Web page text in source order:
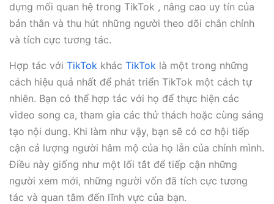
dựng mối quan hệ trong TikTok , nâng cao uy tín của
bản thân và thu hút những người theo dõi chân chính
và tích cực tương tác.
Hợp tác với TikTok khác TikTok là một trong những
cách hiệu quả nhất để phát triển TikTok một cách tự
nhiên. Bạn có thể hợp tác với họ để thực hiện các
video song ca, tham gia các thử thách hoặc cùng sáng
tạo nội dung. Khi làm như vậy, bạn sẽ có cơ hội tiếp
cận cả lượng người hâm mộ của họ lẫn của chính mình.
Điều này giống như một lối tắt để tiếp cận những
người xem mới, những người vốn đã tích cực tương
tác và quan tâm đến lĩnh vực của bạn.